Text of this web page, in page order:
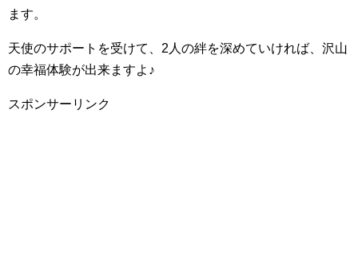
ます。
天使のサポートを受けて、2人の絆を深めていければ、沢山
の幸福体験が出来ますよ♪
スポンサーリンク